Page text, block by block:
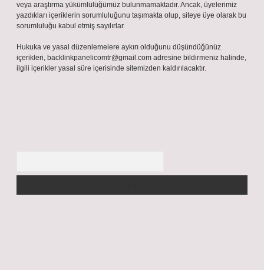
veya araştırma yükümlülüğümüz bulunmamaktadır. Ancak, üyelerimiz
yazdıkları içeriklerin sorumluluğunu taşımakta olup, siteye üye olarak bu
sorumluluğu kabul etmiş sayılırlar.
Hukuka ve yasal düzenlemelere aykırı olduğunu düşündüğünüz
içerikleri, backlinkpanelicomtr@gmail.com adresine bildirmeniz halinde,
ilgili içerikler yasal süre içerisinde sitemizden kaldırılacaktır.